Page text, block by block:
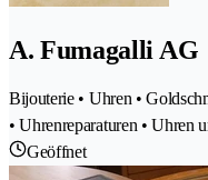
A. Fumagalli AG
Bijouterie • Uhren •
• Uhrenreparaturen • Uhren
Geöffnet